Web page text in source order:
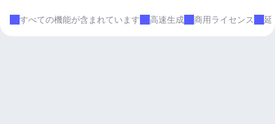
すべての機能が含まれています 高速生成 商用ライセンス 延